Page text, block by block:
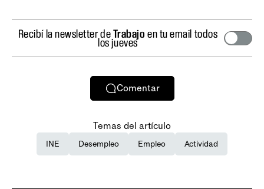
Recibí la newsletter deTrabajo en tu email todos
los jueves
Comentar
Temas del artículo
INE Desempleo Empleo Actividad